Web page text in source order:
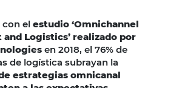
con el estudio ‘Omnichannel
Logistics’ realizado por
en 2018, el 76% de
de logística subrayan la
estrategias omnicanal